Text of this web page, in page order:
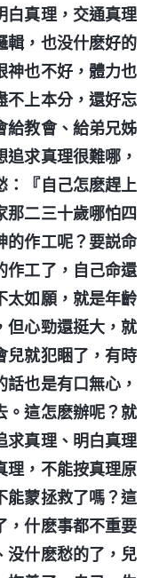
白真理，交通真理
輯，也没什麽好的
神也不好，體力也
不上本分，還好忘
給教會、給弟兄姊
求真理很難哪，
：『自己怎麽趕上
那二三十歲哪怕四
的作工呢？要説命
作工了，自己命還
太如願，就是年齡
但心勁還挺大，就
兒就犯睏了，有時
也是有口無心，
。這怎麽辦呢？就
求真理、明白真理
理，不能按真理原
能蒙拯救了嗎？這
，什麽事都不重要
没什麽愁的了，兒